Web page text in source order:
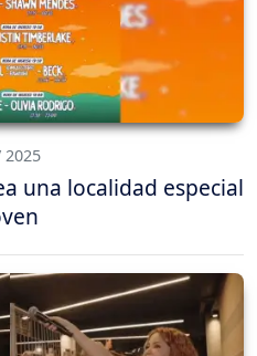
2025
una localidad especial